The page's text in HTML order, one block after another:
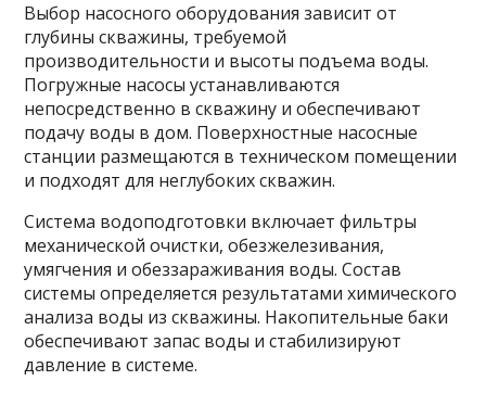
Выбор насосного оборудования зависит от
глубины скважины, требуемой
производительности и высоты подъема воды.
Погружные насосы устанавливаются
непосредственно в скважину и обеспечивают
подачу воды в дом. Поверхностные насосные
станции размещаются в техническом помещении
и подходят для неглубоких скважин.
Система водоподготовки включает фильтры
механической очистки, обезжелезивания,
умягчения и обеззараживания воды. Состав
системы определяется результатами химического
анализа воды из скважины. Накопительные баки
обеспечивают запас воды и стабилизируют
давление в системе.